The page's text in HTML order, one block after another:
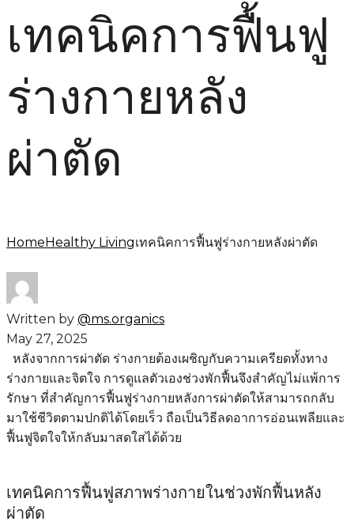
เทคนิคการฟื้นฟู
ร่างกายหลัง
ผ่าตัด
HomeHealthy Livingเทคนิคการฟื้นฟูร่างกายหลังผ่าตัด
Written by @ms.organics
May 27, 2025
หลังจากการผ่าตัด ร่างกายต้องเผชิญกับความเครียดทั้งทาง
ร่างกายและจิตใจ การดูแลตัวเองช่วงพักฟื้นจึงสำคัญไม่แพ้การ
รักษา ที่สำคัญการฟื้นฟูร่างกายหลังการผ่าตัดให้สามารถกลับ
มาใช้ชีวิตตามปกติได้โดยเร็ว ถือเป็นวิธีลดอาการอ่อนเพลียและ
ฟื้นฟูจิตใจให้กลับมาสดใสได้ด้วย
เทคนิคการฟื้นฟูสภาพร่างกายในช่วงพักฟื้นหลัง
ผ่าตัด